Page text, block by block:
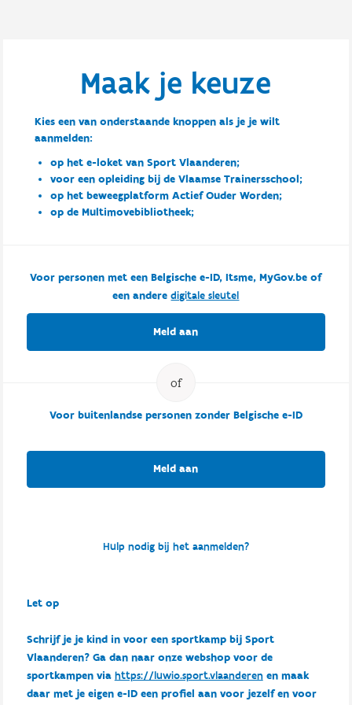
Maak je keuze
Kies een van onderstaande knoppen als je je wilt
aanmelden:
op het e-loket van Sport Vlaanderen;
voor een opleiding bij de Vlaamse Trainersschool;
op het beweegplatform Actief Ouder Worden;
op de Multimovebibliotheek;
Voor personen met een Belgische e-ID, Itsme, MyGov.be of
een anderedigitale sleutel
Meld aan
Voor buitenlandse personen zonder Belgische e-ID
Meld aan
Hulp nodig bij het aanmelden?
Let op
Schrijf je je kind in voor een sportkamp bij Sport
Vlaanderen? Ga dan naar onze webshop voor de
sportkampen via https://luwio.sport.vlaanderenen maak
daar met je eigen e-ID een profiel aan voor jezelf en voor